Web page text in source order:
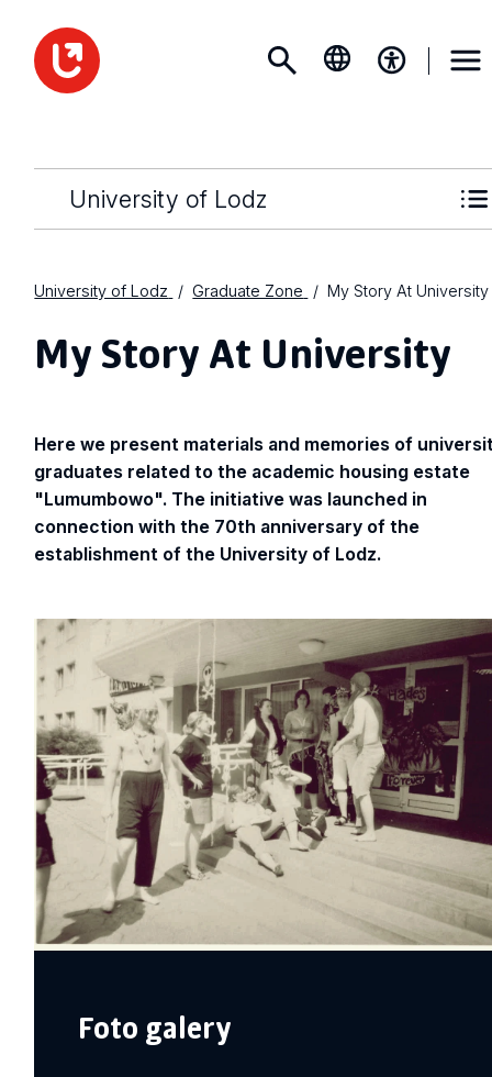
University of Lodz
University of Lodz Graduate Zone My Story At University
My Story At University
Here we present materials and memories of
graduates related to the academic housing estate
"Lumumbowo". The initiative was launched in
connection with the 70th anniversary of the
establishment of the University of Lodz.
Foto galery